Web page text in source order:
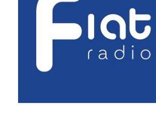
Pierwsza Komunia Święta 2019
Imieniny Ks Kanonika
Wigilia Paschalna 2019
Wielki Piątek 2019